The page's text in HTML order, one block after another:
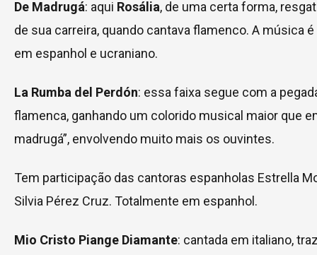
De Madrugá: aqui Rosália, de uma certa forma,
de sua carreira, quando cantava flamenco. A música
em espanhol e ucraniano.
La Rumba del Perdón: essa faixa segue com a
flamenca, ganhando um colorido musical maior que
madrugá”, envolvendo muito mais os ouvintes.
Tem participação das cantoras espanholas Estrella
Silvia Pérez Cruz. Totalmente em espanhol.
Mio Cristo Piange Diamante: cantada em italiano,